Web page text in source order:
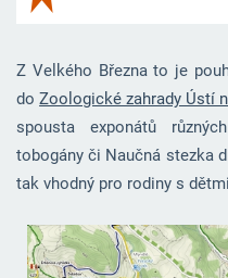
Z Velkého Března to je
doZoologické zahrady Ústí
spousta exponátů
tobogány či Naučná stezka
tak vhodný pro rodiny s